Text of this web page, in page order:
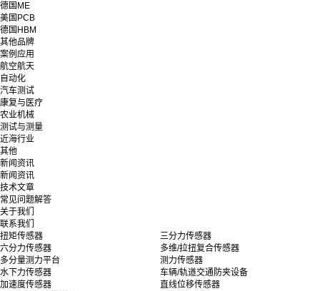
德国ME
美国PCB
德国HBM
其他品牌
案例应用
航空航天
自动化
汽车测试
康复与医疗
农业机械
测试与测量
近海行业
其他
新闻资讯
新闻资讯
技术文章
常见问题解答
关于我们
联系我们
扭矩传感器
三分力传感器
六分力传感器
多维/拉扭复合传感器
多分量测力平台
测力传感器
水下力传感器
车辆/轨道交通防夹设备
加速度传感器
直线位移传感器